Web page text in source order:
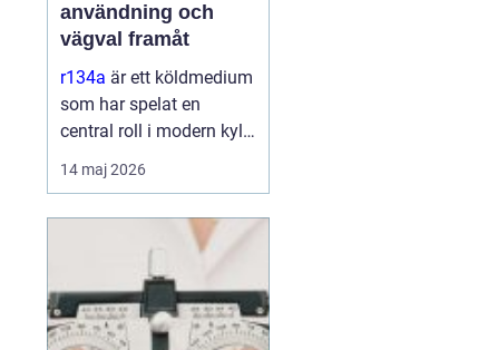
användning och
vägval framåt
r134a är ett köldmedium
som har spelat en
central roll i modern kyl-
luftkonditioneringsteknik
används i allt från bilars
frysanläggningar och
medicinteknisk ut...
14 maj 2026